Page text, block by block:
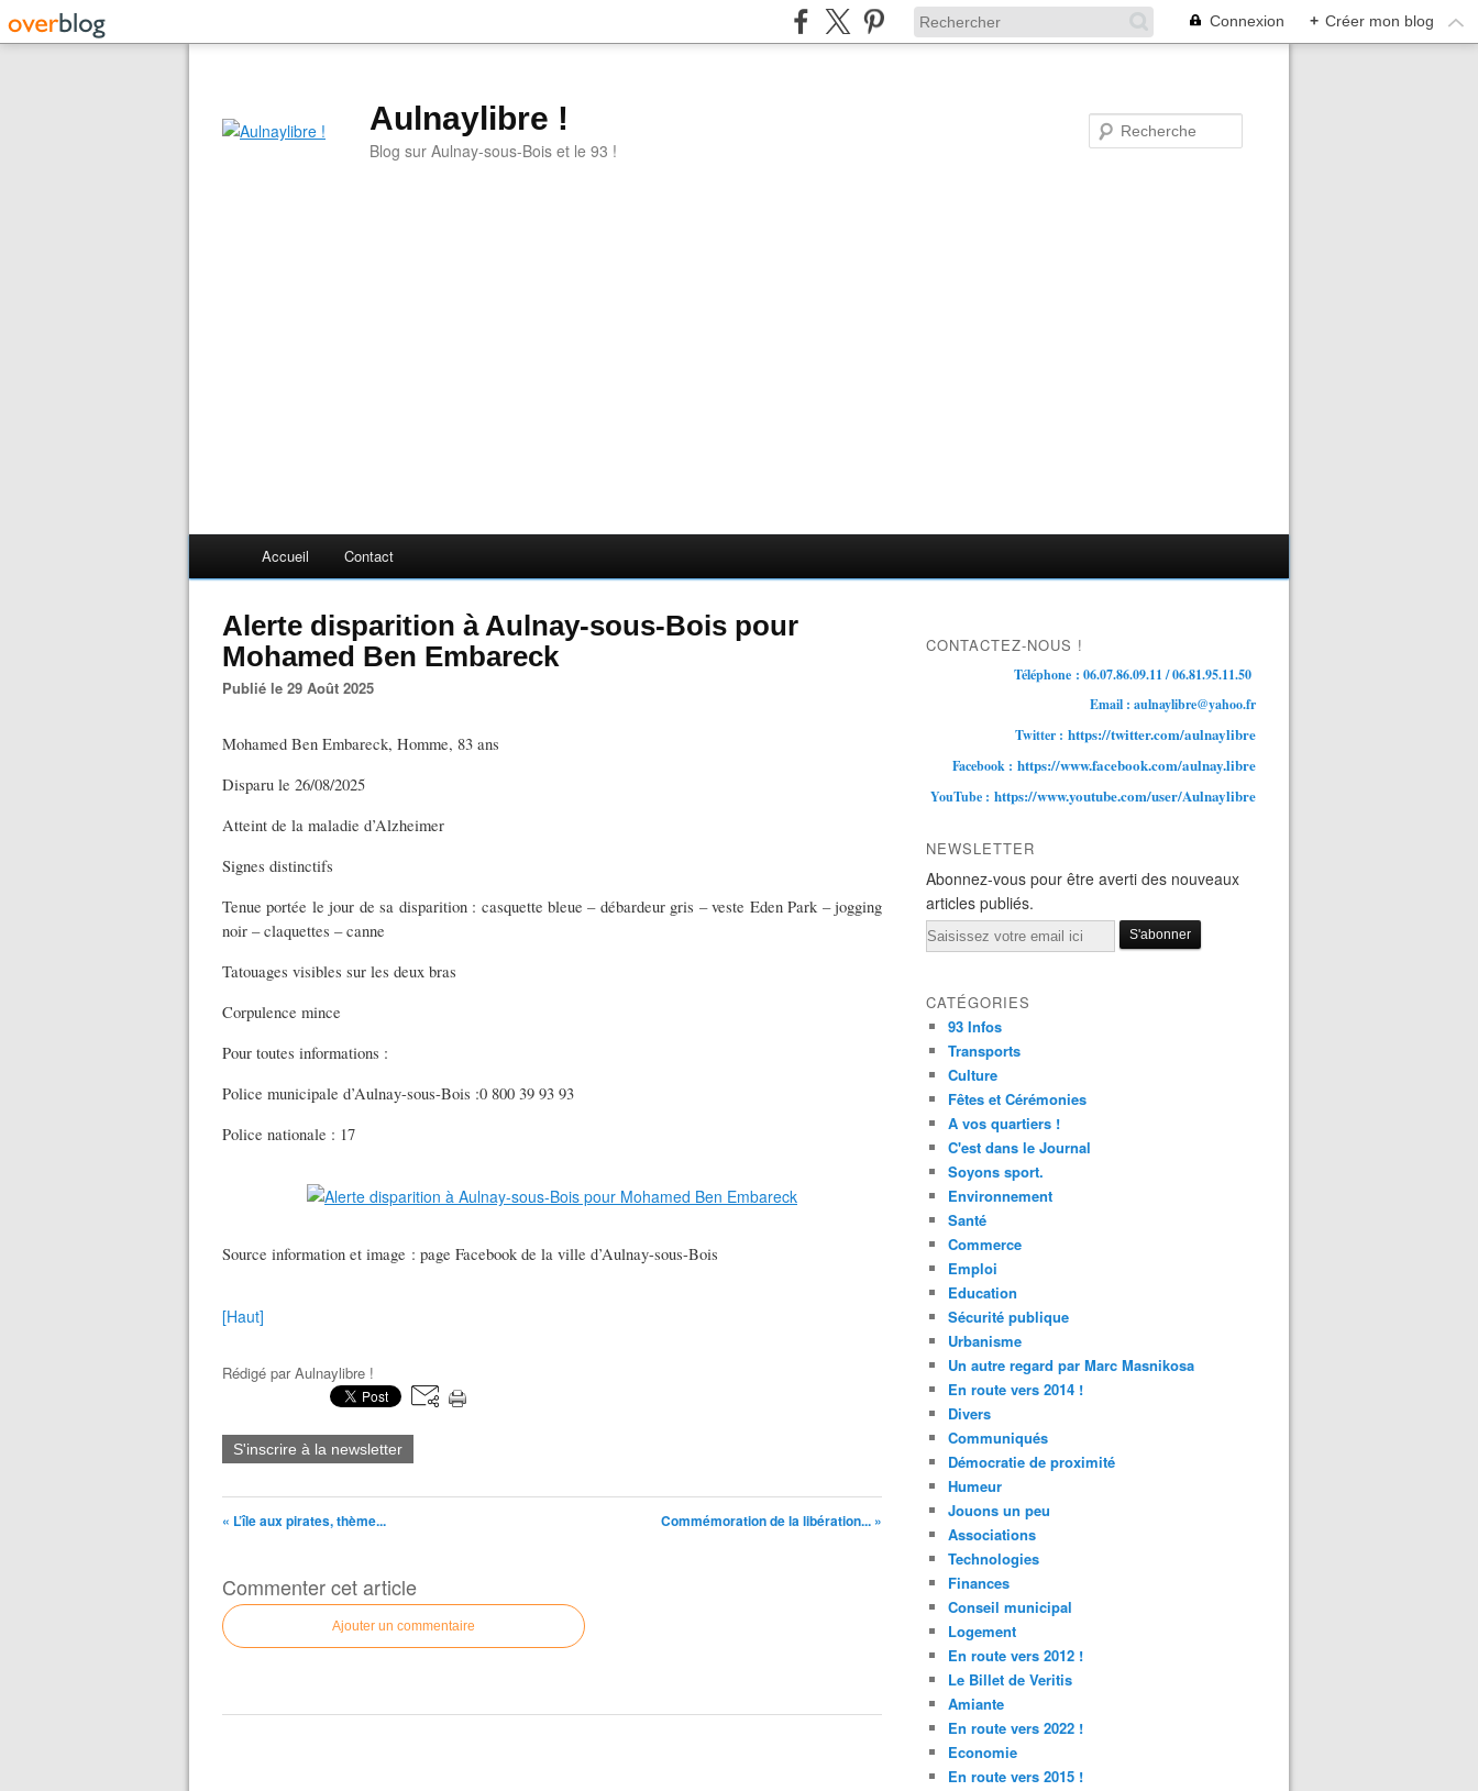
Connexion + Créer mon blog
Aulnaylibre !
Blog sur Aulnay-sous-Bois et le 93 !
Accueil Contact
Alerte disparition à Aulnay-sous-Bois pour
Mohamed Ben Embareck
Publié le 29 Août 2025
Mohamed Ben Embareck, Homme, 83 ans
Disparu le 26/08/2025
Atteint de la maladie d’Alzheimer
Signes distinctifs
Tenue portée le jour de sa disparition : casquette bleue – débardeur gris – veste Eden Park – jogging
noir – claquettes – canne
Tatouages visibles sur les deux bras
Corpulence mince
Pour toutes informations :
Police municipale d’Aulnay-sous-Bois :0 800 39 93 93
Police nationale : 17
Source information et image : page Facebook de la ville d’Aulnay-sous-Bois
[Haut]
Rédigé parAulnaylibre !
S'inscrire à la newsletter
« L’île aux pirates, thème... Commémoration de la libération... »
Commenter cet article
Ajouter un commentaire
CONTACTEZ-NOUS !
Téléphone : 06.07.86.09.11 / 06.81.95.11.50
Email : aulnaylibre@yahoo.fr
Twitter : https://twitter.com/aulnaylibre
Facebook : https://www.facebook.com/aulnay.libre
YouTube : https://www.youtube.com/user/Aulnaylibre
NEWSLETTER
Abonnez-vous pour être averti des nouveaux
articles publiés.
Email
CATÉGORIES
93 Infos
Transports
Culture
Fêtes et Cérémonies
A vos quartiers !
C'est dans le Journal
Soyons sport.
Environnement
Santé
Commerce
Emploi
Education
Sécurité publique
Urbanisme
Un autre regard par Marc Masnikosa
En route vers 2014 !
Divers
Communiqués
Démocratie de proximité
Humeur
Jouons un peu
Associations
Technologies
Finances
Conseil municipal
Logement
En route vers 2012 !
Le Billet de Veritis
Amiante
En route vers 2022 !
Economie
En route vers 2015 !